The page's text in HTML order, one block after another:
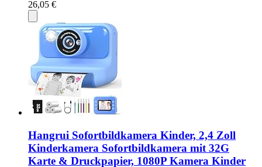
26,05 €
Hangrui Sofortbildkamera Kinder, 2,4 Zoll
Kinderkamera Sofortbildkamera mit 32G
Karte & Druckpapier, 1080P Kamera Kinder